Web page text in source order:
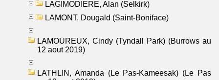
LAGIMODIERE, Alan (Selkirk)
LAMONT, Dougald (Saint-Boniface)
LAMOUREUX, Cindy (Tyndall Park) (Burrows au
12 aout 2019)
LATHLIN, Amanda (Le Pas-Kameesak) (Le Pas